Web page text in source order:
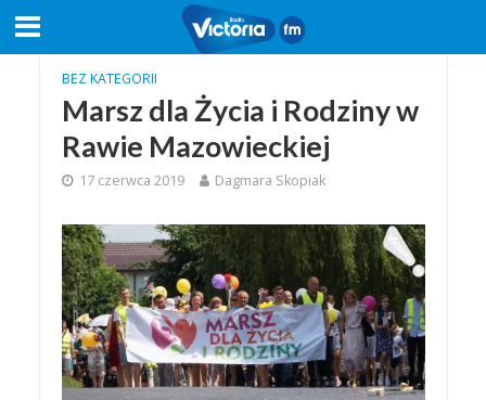
BEZ KATEGORII
Marsz dla Życia i Rodziny w
Rawie Mazowieckiej
17 czerwca 2019 Dagmara Skopiak